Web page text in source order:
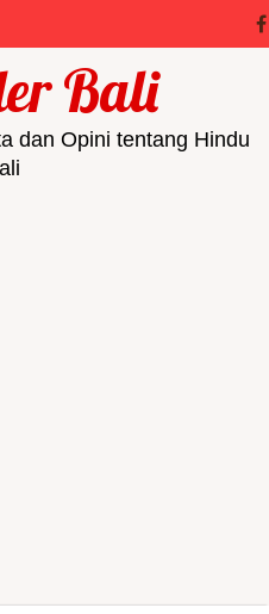
Bali
dan Opini tentang Hindu